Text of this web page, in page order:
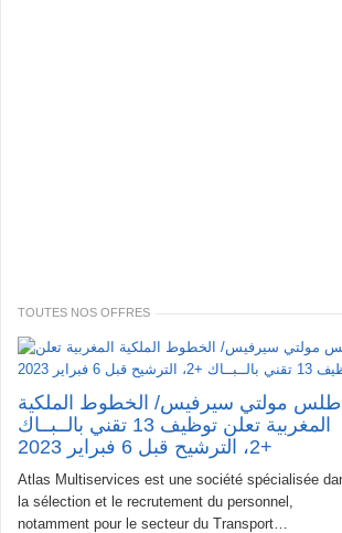
TOUTES NOS OFFRES
أطلس مولتي سيرفيس/ الخطوط الملكية
المغربية تعلن توظيف 13 تقني بالــبــاك
+2، الترشيح قبل 6 فبراير 2023
Atlas Multiservices est une société spécialisée
la sélection et le recrutement du personnel,
notamment pour le secteur du Transport…